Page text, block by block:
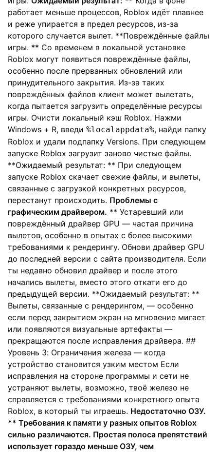
работает меньше процессов, Roblox идёт плавнее
и реже упирается в предел ресурсов, из-за
которого случается вылет. **Повреждённые файлы
игры. ** Со временем в локальной установке
Roblox могут появиться повреждённые файлы,
особенно после прерванных обновлений или
принудительного закрытия. Из-за таких
повреждённых файлов клиент может вылетать,
когда пытается загрузить определённые ресурсы
игры. Очисти локальный кэш Roblox. Нажми
Windows + R, введи %localappdata%, найди папку
Roblox и удали подпапку Versions. При следующем
запуске Roblox загрузит заново чистые файлы.
**Ожидаемый результат: ** При следующем
запуске Roblox скачает свежие файлы, и вылеты,
связанные с загрузкой конкретных ресурсов,
перестанут происходить. Проблемы с
графическим драйвером. ** Устаревший или
повреждённый драйвер GPU — частая причина
вылетов, особенно в опытах с более высокими
требованиями к рендерингу. Обнови драйвер GPU
до последней версии с сайта производителя. Если
ты недавно обновил драйвер и после этого
начались вылеты, вместо этого откати его до
предыдущей версии. **Ожидаемый результат: **
Вылеты, связанные с рендерингом, — особенно
если перед закрытием экран на мгновение мигает
или появляются визуальные артефакты —
прекращаются после исправления драйвера. ##
Уровень 3: Ограничения железа — когда
устройство становится узким местом Если
исправления на стороне программы и сети не
устраняют вылеты, возможно, твоё железо не
справляется с требованиями конкретного опыта
Roblox, в который ты играешь. Недостаточно ОЗУ.
** Требования к памяти у разных опытов Roblox
сильно различаются. Простая полоса препятствий
использует гораздо меньше ОЗУ, чем